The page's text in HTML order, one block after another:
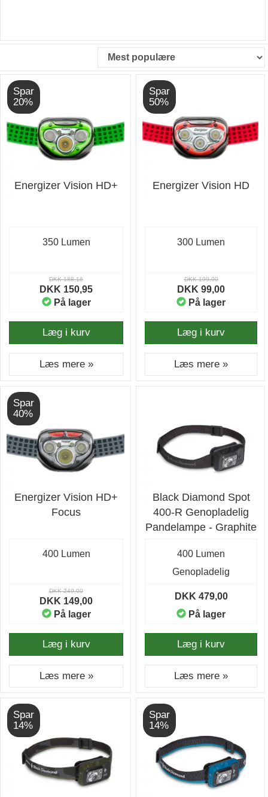
Spar
20%
Energizer Vision HD+
350 Lumen
DKK 188,16
DKK 150,95
På lager
Læg i kurv
Læs mere »
Spar
50%
Energizer Vision HD
300 Lumen
DKK 199,00
DKK 99,00
På lager
Læg i kurv
Læs mere »
Spar
40%
Energizer Vision HD+
Focus
400 Lumen
DKK 249,00
DKK 149,00
På lager
Læg i kurv
Læs mere »
Black Diamond Spot
400-R Genopladelig
Pandelampe - Graphite
400 Lumen
Genopladelig
DKK 479,00
På lager
Læg i kurv
Læs mere »
Spar
14%
Spar
14%